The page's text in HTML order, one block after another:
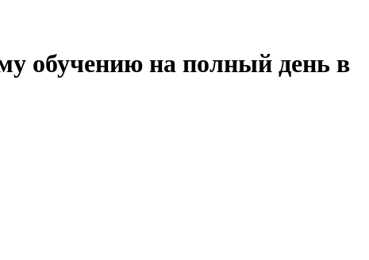
обучению на полный день в